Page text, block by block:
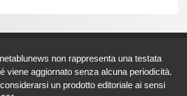
non rappresenta una testata
viene aggiornato senza alcuna periodicità.
un prodotto editoriale ai sensi